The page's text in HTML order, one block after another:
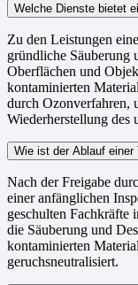
Welche Dienste bietet
Zu den Leistungen
gründliche Säuberung
Oberflächen und
kontaminierten
durch Ozonverfahren,
Wiederherstellung des
Wie ist der Ablauf einer
Nach der Freigabe
einer anfänglichen
geschulten Fachkräfte
die Säuberung und
kontaminierten
geruchsneutralisiert.